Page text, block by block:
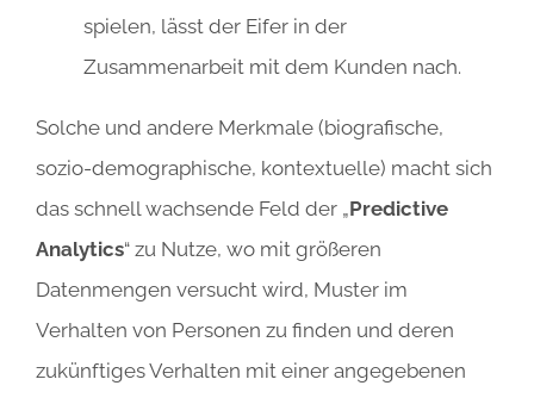
spielen, lässt der Eifer in der
Zusammenarbeit mit dem Kunden nach.
Solche und andere Merkmale (biografische,
sozio-demographische, kontextuelle) macht sich
das schnell wachsende Feld der „Predictive
Analytics“ zu Nutze, wo mit größeren
Datenmengen versucht wird, Muster im
Verhalten von Personen zu finden und deren
zukünftiges Verhalten mit einer angegebenen